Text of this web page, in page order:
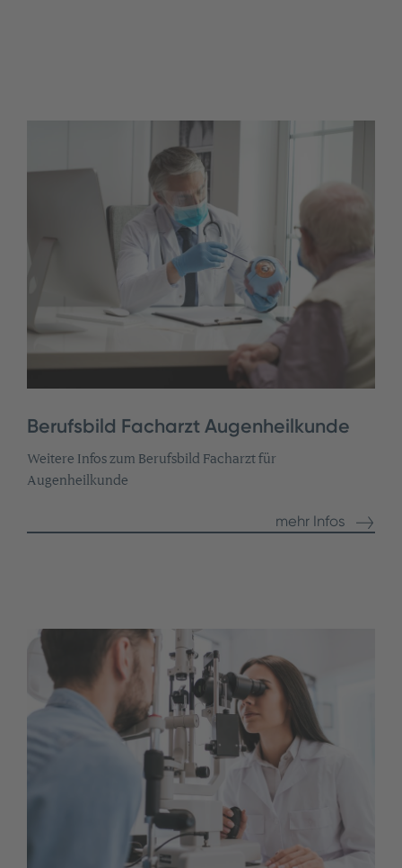
Berufsbild Facharzt Augenheilkunde
Weitere Infos zum Berufsbild Facharzt für
Augenheilkunde
mehr Infos